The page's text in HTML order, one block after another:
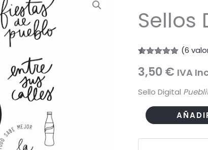
Sellos
con5.00
de 5 en
valoraciones
(6
3,50€ IVA
Sello Digital
Sellos
Digitales
Pueblito